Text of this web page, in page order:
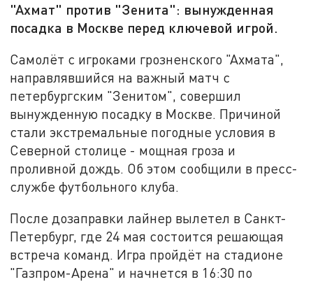
"Ахмат" против "Зенита": вынужденная
посадка в Москве перед ключевой игрой.
Самолёт с игроками грозненского "Ахмата",
направлявшийся на важный матч с
петербургским "Зенитом", совершил
вынужденную посадку в Москве. Причиной
стали экстремальные погодные условия в
Северной столице - мощная гроза и
проливной дождь. Об этом сообщили в пресс-
службе футбольного клуба.
После дозаправки лайнер вылетел в Санкт-
Петербург, где 24 мая состоится решающая
встреча команд. Игра пройдёт на стадионе
"Газпром-Арена" и начнется в 16:30 по